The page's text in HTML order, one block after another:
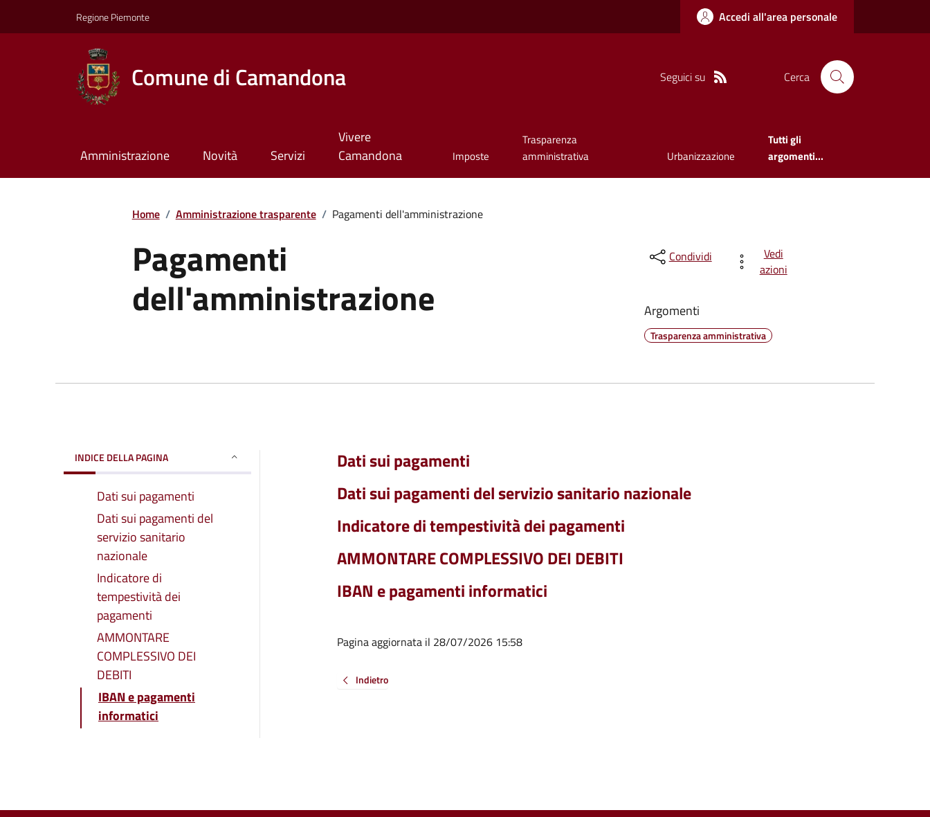
Regione Piemonte Accedi all'area personale
Comune di Camandona Seguici su Cerca
Amministrazione Novità Servizi
Vivere
Camandona
Imposte
Trasparenza
amministrativa
Urbanizzazione
Tutti gli
argomenti...
Home / Amministrazione trasparente / Pagamenti dell'amministrazione
Pagamenti
dell'amministrazione
Condividi
Vedi
azioni
Argomenti
Trasparenza amministrativa
INDICE DELLA PAGINA
Dati sui pagamenti
Dati sui pagamenti del
servizio sanitario
nazionale
Indicatore di
tempestività dei
pagamenti
AMMONTARE
COMPLESSIVO DEI
DEBITI
IBAN e pagamenti
informatici
Dati sui pagamenti
Dati sui pagamenti del servizio sanitario nazionale
Indicatore di tempestività dei pagamenti
AMMONTARE COMPLESSIVO DEI DEBITI
IBAN e pagamenti informatici
Pagina aggiornata il 28/07/2026 15:58
Indietro